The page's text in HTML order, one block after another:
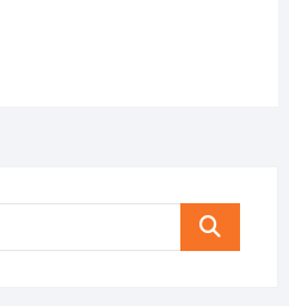
Search